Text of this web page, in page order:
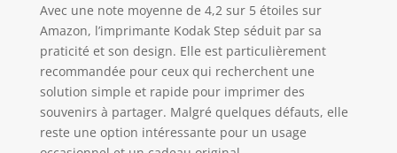
Avec une note moyenne de 4,2 sur 5 étoiles sur
Amazon, l’imprimante Kodak Step séduit par sa
praticité et son design. Elle est particulièrement
recommandée pour ceux qui recherchent une
solution simple et rapide pour imprimer des
souvenirs à partager. Malgré quelques défauts, elle
reste une option intéressante pour un usage